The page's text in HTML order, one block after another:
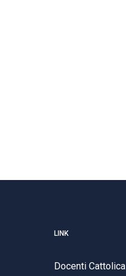
LINK
Docenti Cattolica